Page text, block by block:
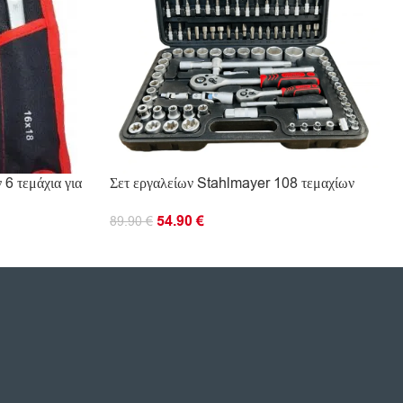
τεμάχια για Σετ εργαλείων Stahlmayer 108 τεμαχίων
89.90€ 54.90€